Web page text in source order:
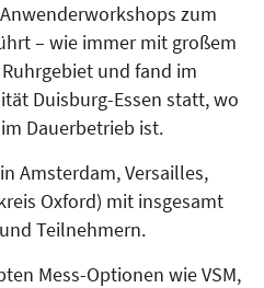
zum
– wie immer mit großem
und fand im
Duisburg-Essen statt, wo
Dauerbetrieb ist.
Amster­dam, Versailles,
Oxford) mit insgesamt
Teilnehmern.
Mess-Optionen wie VSM,